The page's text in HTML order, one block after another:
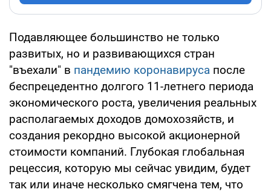
Подавляющее большинство не только
развитых, но и развивающихся стран
"въехали" в пандемию коронавируса после
беспрецедентно долгого 11-летнего периода
экономического роста, увеличения реальных
располагаемых доходов домохозяйств, и
создания рекордно высокой акционерной
стоимости компаний. Глубокая глобальная
рецессия, которую мы сейчас увидим, будет
так или иначе несколько смягчена тем, что